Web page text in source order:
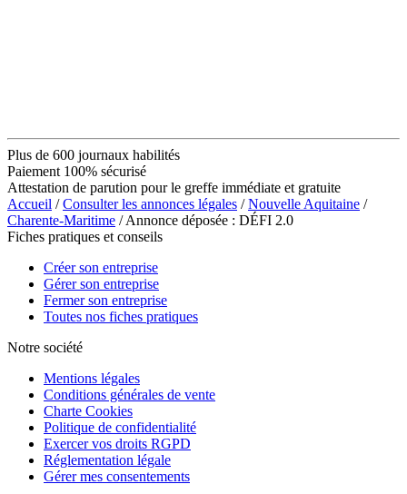
Plus de 600 journaux habilités
Paiement 100% sécurisé
Attestation de parution pour le greffe immédiate et gratuite
Accueil /Consulter les annonces légales /Nouvelle Aquitaine /
Charente-Maritime / Annonce déposée : DÉFI 2.0
Fiches pratiques et conseils
Créer son entreprise
Gérer son entreprise
Fermer son entreprise
Toutes nos fiches pratiques
Notre société
Mentions légales
Conditions générales de vente
Charte Cookies
Politique de confidentialité
Exercer vos droits RGPD
Réglementation légale
Gérer mes consentements